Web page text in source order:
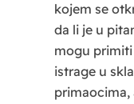
kojem se
da li je u
mogu
istrage u